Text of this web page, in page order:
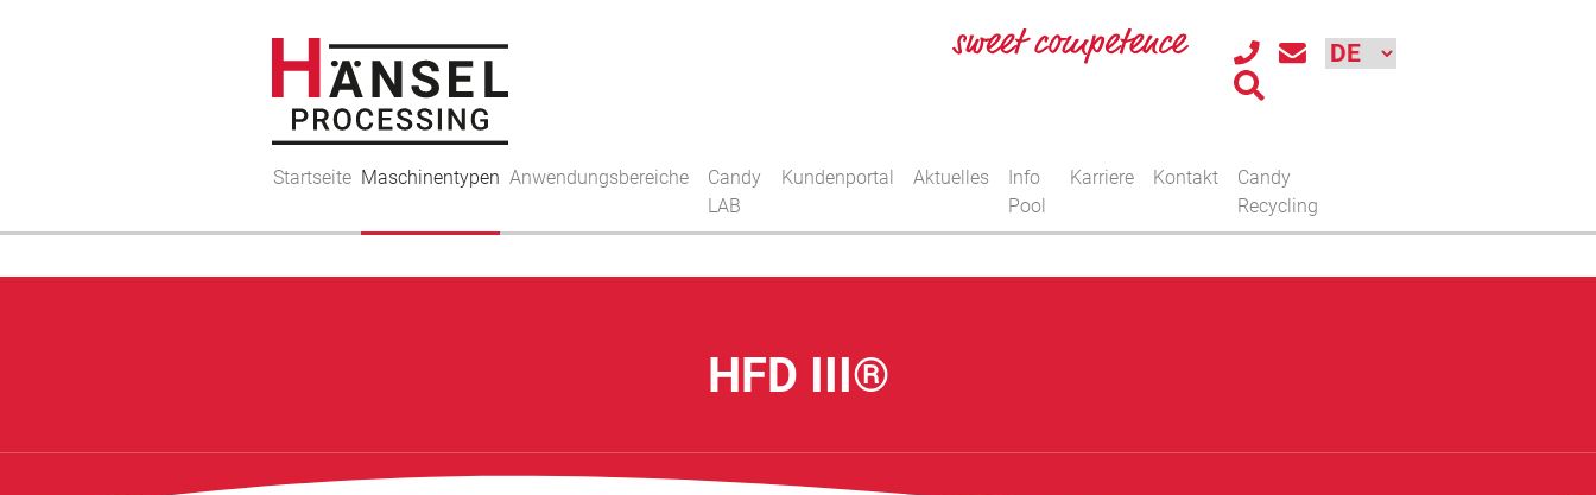
Startseite Maschinentypen Anwendungsbereiche
Candy
LAB
Kundenportal Aktuelles
Info
Pool
Karriere Kontakt
Candy
Recycling
HFD III®